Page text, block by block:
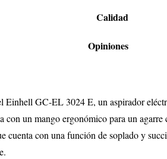
Calidad
Opiniones
Einhell GC-EL 3024 E, un aspirador
con un mango ergonómico para un
con una función de soplado y